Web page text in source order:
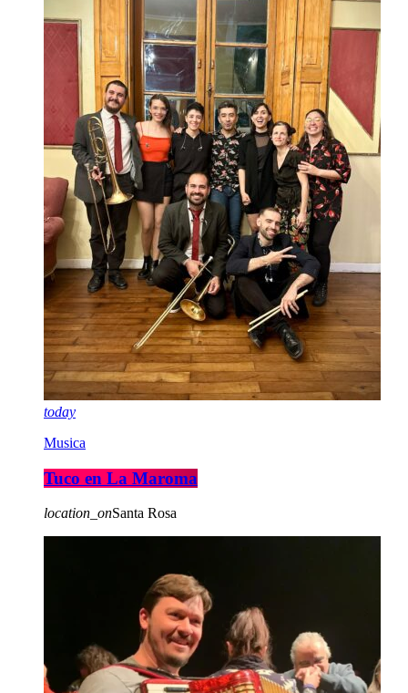
today
Musica
Tuco en La Maroma
location_onSanta Rosa